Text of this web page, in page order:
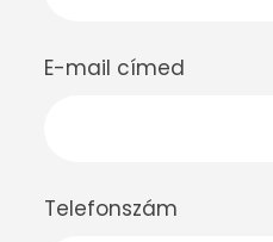
E-mail címed
Telefonszám